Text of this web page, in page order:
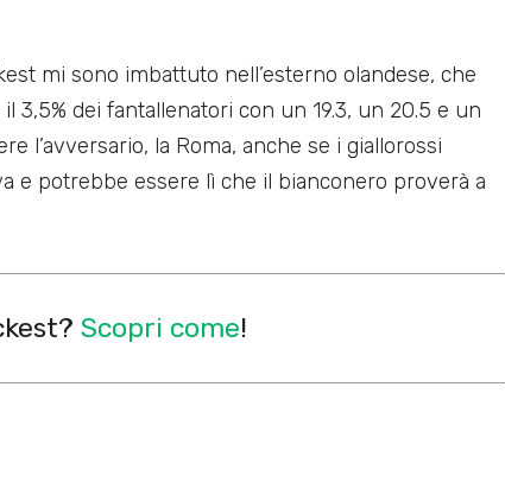
mi sono imbattuto nell’esterno olandese, che
3,5% dei fantallenatori con un 19.3, un 20.5 e un
l’avversario, la Roma, anche se i giallorossi
e potrebbe essere lì che il bianconero proverà a
Scopri come!